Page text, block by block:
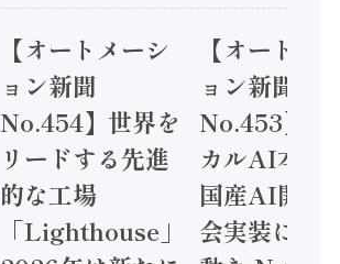
【オートメーシ
ョン新聞
No.454】世界を
リードする先進
的な工場
「Lighthouse」
【オートメ
ョン新聞
No.453】フ
カルAI本格
国産AI開発
会実装に活